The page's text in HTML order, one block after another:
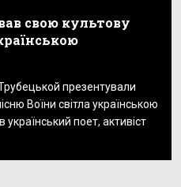
свою культову
презентували
Воїни світла українською
поет, активіст